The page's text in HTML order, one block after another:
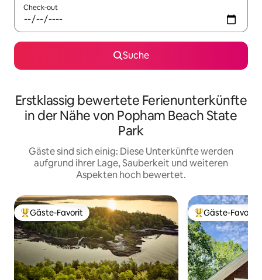
Check-out
Suche
Erstklassig bewertete Ferienunterkünfte
in der Nähe von Popham Beach State
Park
Gäste sind sich einig: Diese Unterkünfte werden
aufgrund ihrer Lage, Sauberkeit und weiteren
Aspekten hoch bewertet.
Beliebter Gäste-Favorit.
Gäste-Favorit Beliebter Gäste-
Gäste-Favorit